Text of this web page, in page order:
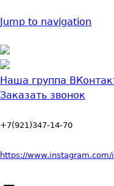
Jump to navigation
Наша группа
Заказать звонок
+7(921)347-14-70
https://